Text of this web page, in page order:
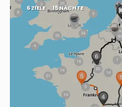
6 ZIELE 15 NÄCHTE